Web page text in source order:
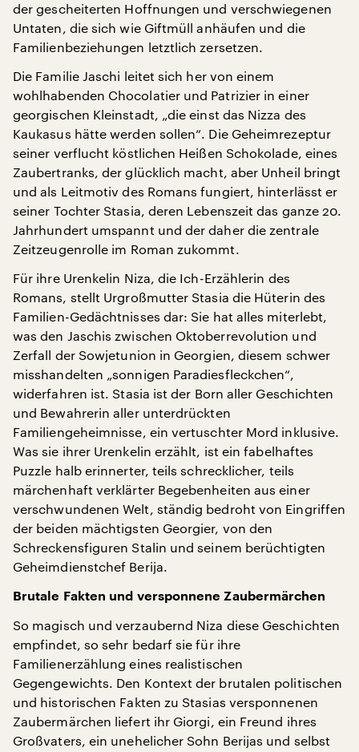
der gescheiterten Hoffnungen und verschwiegenen
Untaten, die sich wie Giftmüll anhäufen und die
Familienbeziehungen letztlich zersetzen.
Die Familie Jaschi leitet sich her von einem
wohlhabenden Chocolatier und Patrizier in einer
georgischen Kleinstadt, „die einst das Nizza des
Kaukasus hätte werden sollen“. Die Geheimrezeptur
seiner verflucht köstlichen Heißen Schokolade, eines
Zaubertranks, der glücklich macht, aber Unheil bringt
und als Leitmotiv des Romans fungiert, hinterlässt er
seiner Tochter Stasia, deren Lebenszeit das ganze 20.
Jahrhundert umspannt und der daher die zentrale
Zeitzeugenrolle im Roman zukommt.
Für ihre Urenkelin Niza, die Ich-Erzählerin des
Romans, stellt Urgroßmutter Stasia die Hüterin des
Familien-Gedächtnisses dar: Sie hat alles miterlebt,
was den Jaschis zwischen Oktoberrevolution und
Zerfall der Sowjetunion in Georgien, diesem schwer
misshandelten „sonnigen Paradiesfleckchen“,
widerfahren ist. Stasia ist der Born aller Geschichten
und Bewahrerin aller unterdrückten
Familiengeheimnisse, ein vertuschter Mord inklusive.
Was sie ihrer Urenkelin erzählt, ist ein fabelhaftes
Puzzle halb erinnerter, teils schrecklicher, teils
märchenhaft verklärter Begebenheiten aus einer
verschwundenen Welt, ständig bedroht von Eingriffen
der beiden mächtigsten Georgier, von den
Schreckensfiguren Stalin und seinem berüchtigten
Geheimdienstchef Berija.
Brutale Fakten und versponnene Zaubermärchen
So magisch und verzaubernd Niza diese Geschichten
empfindet, so sehr bedarf sie für ihre
Familienerzählung eines realistischen
Gegengewichts. Den Kontext der brutalen politischen
und historischen Fakten zu Stasias versponnenen
Zaubermärchen liefert ihr Giorgi, ein Freund ihres
Großvaters, ein unehelicher Sohn Berijas und selbst